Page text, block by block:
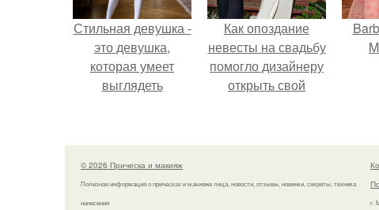
Стильная девушка -
это девушка,
которая умеет
выглядеть
ситуации.
Как опоздание
невесты на свадьбу
помогло дизайнеру
открыть свой
© 2026 Прическа и макияж
Полезная информация о прическах и макияже лица, новости, отзывы, новинки, секреты, техника
нанесения г.